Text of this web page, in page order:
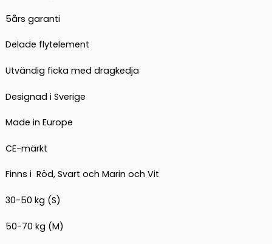
5års garanti
Delade flytelement
Utvändig ficka med dragkedja
Designad i Sverige
Made in Europe
CE-märkt
Finns i Röd, Svart och Marin och Vit
30-50 kg (S)
50-70 kg (M)